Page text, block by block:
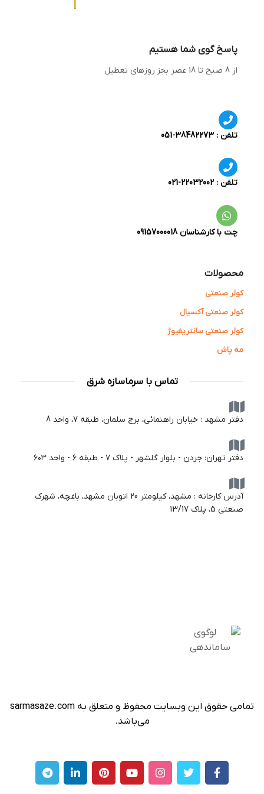
پاسخ گوی شما هستیم
از 8 صبح تا 18 عصر بجز روزهای تعطیل
تلفن : 38482273-051
تلفن : 22032002-021
چت با کارشناسان 09157000018
محصولات
کولر صنعتی
کولر صنعتی آکسیال
کولر صنعتی سانتریفیوژ
مه پاش
تماس با سرماسازه شرق
دفتر مشهد : خیابان راهنمائی، برج سلمان، طبقه 7، واحد 8
دفتر تهران: جردن - بلوار گلشهر - پلاک ۷ - طبقه ۶ - واحد ۶۰۳
آدرس کارخانه : مشهد، کیلومتر 20 اتوبان مشهد، باغچه، شهرک
صنعتی 5، پلاک 13/17
تمامی حقوق این وبسایت محفوظ و متعلق به sarmasaze.com
می‌باشد.